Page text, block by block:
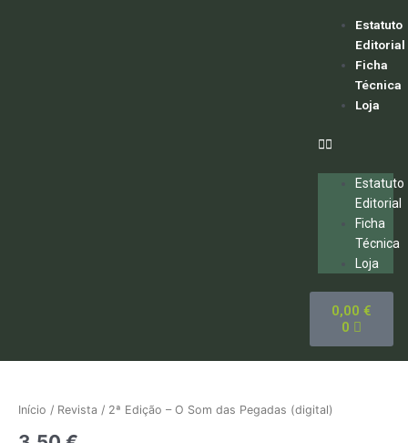
Estatuto
Editorial
Ficha
Técnica
Loja
Menu
Estatuto
Editorial
Ficha
Técnica
Loja
0,00 €
0
Início / Revista / 2ª Edição – O Som das Pegadas (digital)
2ª